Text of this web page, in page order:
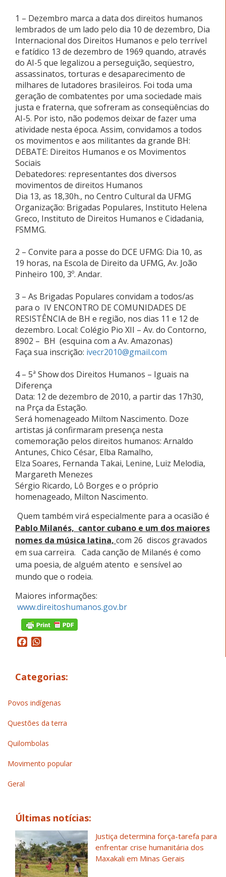
1 – Dezembro marca a data dos direitos humanos
lembrados de um lado pelo dia 10 de dezembro, Dia
Internacional dos Direitos Humanos e pelo terrível
e fatídico 13 de dezembro de 1969 quando, através
do AI-5 que legalizou a perseguição, seqüestro,
assassinatos, torturas e desaparecimento de
milhares de lutadores brasileiros. Foi toda uma
geração de combatentes por uma sociedade mais
justa e fraterna, que sofreram as conseqüências do
AI-5. Por isto, não podemos deixar de fazer uma
atividade nesta época. Assim, convidamos a todos
os movimentos e aos militantes da grande BH:
DEBATE: Direitos Humanos e os Movimentos
Sociais
Debatedores: representantes dos diversos
movimentos de direitos Humanos
Dia 13, as 18,30h., no Centro Cultural da UFMG
Organização: Brigadas Populares, Instituto Helena
Greco, Instituto de Direitos Humanos e Cidadania,
FSMMG.
2 – Convite para a posse do DCE UFMG: Dia 10, as
19 horas, na Escola de Direito da UFMG, Av. João
Pinheiro 100, 3º. Andar.
3 – As Brigadas Populares convidam a todos/as
para o IV ENCONTRO DE COMUNIDADES DE
RESISTÊNCIA de BH e região, nos dias 11 e 12 de
dezembro. Local: Colégio Pio XII – Av. do Contorno,
8902 – BH (esquina com a Av. Amazonas)
Faça sua inscrição: ivecr2010@gmail.com
4 – 5ª Show dos Direitos Humanos – Iguais na
Diferença
Data: 12 de dezembro de 2010, a partir das 17h30,
na Prça da Estação.
Será homenageado Miltom Nascimento. Doze
artistas já confirmaram presença nesta
comemoração pelos direitos humanos: Arnaldo
Antunes, Chico César, Elba Ramalho,
Elza Soares, Fernanda Takai, Lenine, Luiz Melodia,
Margareth Menezes
Sérgio Ricardo, Lô Borges e o próprio
homenageado, Milton Nascimento.
Quem também virá especialmente para a ocasião é
Pablo Milanés, cantor cubano e um dos maiores
nomes da música latina, com 26 discos gravados
em sua carreira. Cada canção de Milanés é como
uma poesia, de alguém atento e sensível ao
mundo que o rodeia.
Maiores informações:
www.direitoshumanos.gov.br
Facebook
Categorias:
Povos indígenas
Questões da terra
Quilombolas
Movimento popular
Geral
Últimas notícias:
Justiça determina força-tarefa para
enfrentar crise humanitária dos
Maxakali em Minas Gerais